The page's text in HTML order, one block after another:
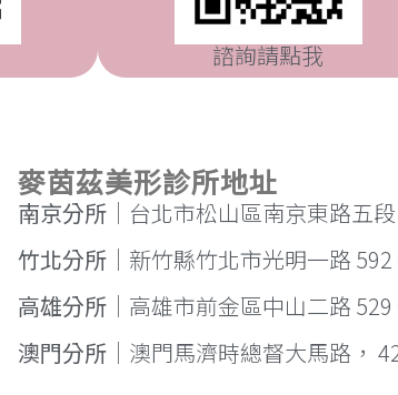
諮詢請點我
麥茵茲美形診所地址
南京分所｜台北市松山區南京東路五段
竹北分所｜新竹縣竹北市光明一路 592
高雄分所｜高雄市前金區中山二路 529
澳門分所｜澳門馬濟時總督大馬路，